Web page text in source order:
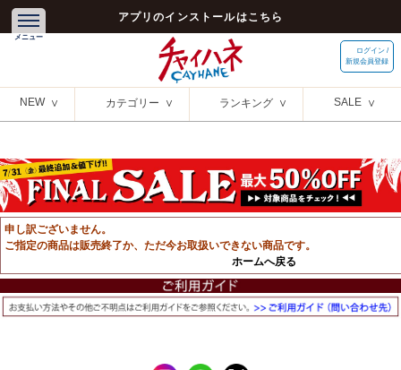
アプリのインストールはこちら
ログイン /
新規会員登録
NEW カテゴリー ランキング SALE
申し訳ございません。
ご指定の商品は販売終了か、ただ今お取扱いできない商品です。
ホームへ戻る